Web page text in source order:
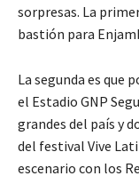
sorpresas. La
bastión para
La segunda es que
el Estadio GNP
grandes del país y
del festival Vive
escenario con los